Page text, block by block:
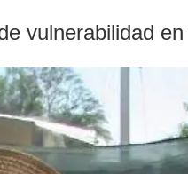
vulnerabilidad